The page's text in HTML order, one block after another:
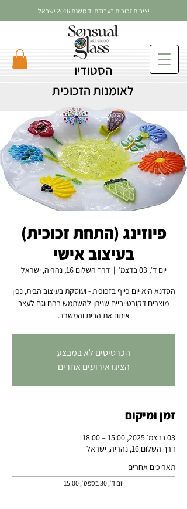
הסטודיו
לאומנות הזכוכית
יצירות זכוכית בעבודת יד משנת 2016 ישראל
פיוזינג (התחת זכוכית)
בעיצוב אישי
יום ד׳, 03 בדצמ׳
  |
דרך השלום 16, נהריה, ישראל
הסדנא היא יום כייף בזכוכית - ועוסקת בעיצוב הבית, נכין
מוצרים דקורטייביים שניתן להשתמש בהם וגם לעצב
איתם את הבית והמשרד.
הכרטיסים לא במבצע
הציגו אירועים אחרים
זמן ומיקום
03 בדצמ׳ 2025, 15:00 – 18:00
דרך השלום 16, נהריה, ישראל
תאריכים אחרים
יום ד׳, 30 בספט׳, 15:00